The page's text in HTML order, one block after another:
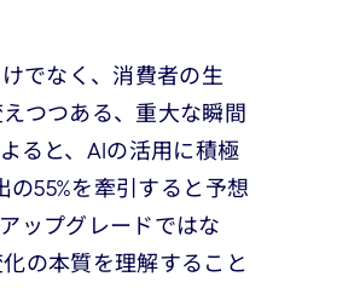
でなく、消費者の生
つつある、重大な瞬間
ると、AIの活用に積極
55%を牽引すると予想
ップグレードではな
の本質を理解すること